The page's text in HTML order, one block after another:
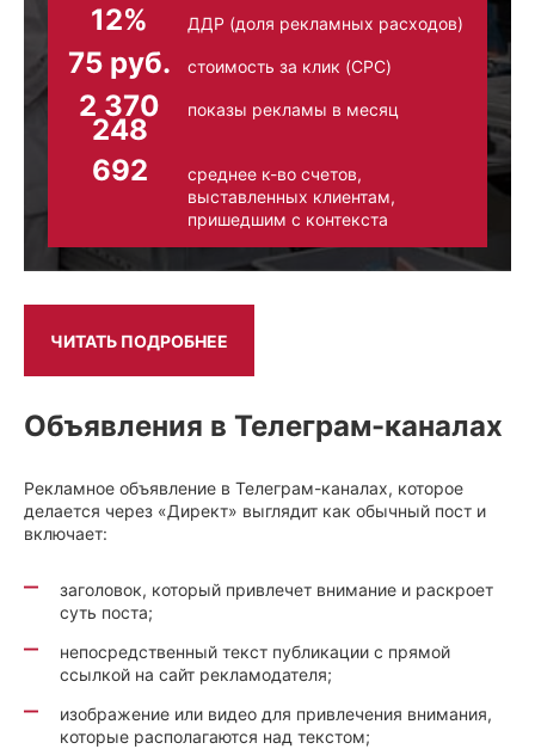
12% ДДР (доля рекламных расходов)
75 руб. стоимость за клик (CPC)
2 370
248
показы рекламы в месяц
692
среднее к-во счетов,
выставленных клиентам,
пришедшим с контекста
ЧИТАТЬ ПОДРОБНЕЕ
Объявления в Телеграм-каналах
Рекламное объявление в Телеграм-каналах, которое
делается через «Директ» выглядит как обычный пост и
включает:
заголовок, который привлечет внимание и раскроет
суть поста;
непосредственный текст публикации с прямой
ссылкой на сайт рекламодателя;
изображение или видео для привлечения внимания,
которые располагаются над текстом;